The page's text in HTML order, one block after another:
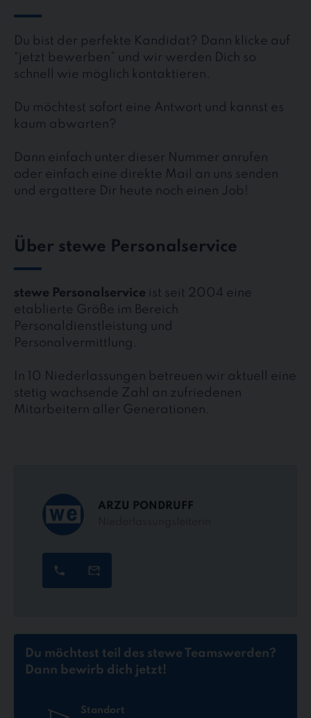
Du bist der perfekte Kandidat? Dann klicke auf
“jetzt bewerben” und wir werden Dich so
schnell wie möglich kontaktieren.
Du möchtest sofort eine Antwort und kannst es
kaum abwarten?
Dann einfach unter dieser Nummer anrufen
oder einfach eine direkte Mail an uns senden
und ergattere Dir heute noch einen Job!
Über stewe Personalservice
stewe Personalservice ist seit 2004 eine
etablierte Größe im Bereich
Personaldienstleistung und
Personalvermittlung.
In 10 Niederlassungen betreuen wir aktuell eine
stetig wachsende Zahl an zufriedenen
Mitarbeitern aller Generationen.
ARZU PONDRUFF
Du möchtest teil des stewe Teamswerden?
Dann bewirb dich jetzt!
Standort